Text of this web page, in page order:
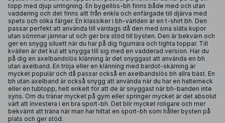
topp med djup urringning. En bygellös-bh finns både med och utan
vaddering och det finns allt från enkla och enfärgade till djärva med
spets och olika färger. En klassiker i bh-världen är en t-shirt bh. Den
passar perfekt att använda till vardags då den med sina släta kupor
utan sömmar jämnar ut och ger bra stöd till bysten. Den är bekväm och
ger en snygg siluett när du har på dig figurnära och tighta toppar. Till
kvällen är det kul att snygga till sig med en vadderad version. Har du
på dig en axelbandslös klänning är det snyggast att använda en bh
utan axelband. En tröja eller en klänning med bardot-skärning är
mycket populär och då passar också en axelbandslös bh allra bäst. En
bh utan axelband är också snygg att använda när du har en halterneck
eller en tubtopp, helt enkelt för att de är snyggast när bh-banden inte
syns. Om du tränar mycket på gym eller springer mycket är det absolut
värt att investera i en bra sport-bh. Det blir mycket roligare och mer
bekvämt att träna när man har hittat en sport-bh som håller bysten på
plats och ger stöd.